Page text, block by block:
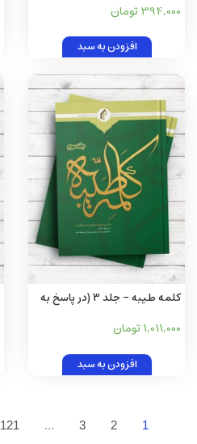
394,000 تومان
افزودن به سبد
کلمه طیبه - جلد 3 (در پاسخ به
جوانان شیعه شد»)
1,011,000 تومان
افزودن به سبد
1
2
3
...
121